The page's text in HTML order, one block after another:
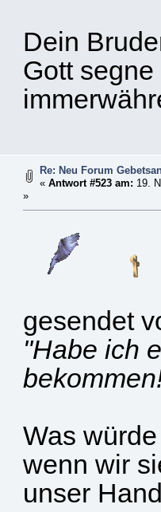
Dein
Gott
Re: Neu Forum
«Antwort #523 am: 19.
»
gesendet
"Habe ich
Was
wenn wir
unser